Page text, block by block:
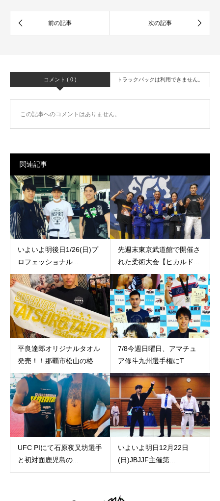
コメント ( 0 ) トラックバックは利用できません。
この記事へのコメントはありません。
関連記事
いよいよ明後日1/26(日)プ
ロフェッショナル...
先週末東京武道館で開催さ
れた柔術大会【ヒカルド...
平良達郎オリジナルタオル
発売！！那覇市松山の格...
7/8今週日曜日、アマチュ
ア修斗九州選手権にT...
UFC PIにて石原夜叉坊選手
と初対面鹿児島の...
いよいよ明日12月22日
(日)JBJJF主催第...